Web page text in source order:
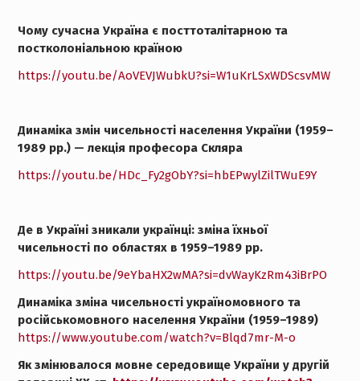
Чому сучасна Україна є посттоталітарною та
постколоніальною країною
https://youtu.be/AoVEVJWubkU?si=W1uKrLSxWDScsvMW
Динаміка змін чисельності населення України (1959–
1989 рр.) — лекція професора Скляра
https://youtu.be/HDc_Fy2gObY?si=hbEPwylZilTWuE9Y
Де в Україні зникали українці: зміна їхньої
чисельності по областях в 1959–1989 рр.
https://youtu.be/9eYbaHX2wMA?si=dvWayKzRm43iBrPO
Динаміка зміна чисельності україномовного та
російськомовного населення України (1959–1989)
https://www.youtube.com/watch?v=Blqd7mr-M-o
Як змінювалося мовне середовище України у другій